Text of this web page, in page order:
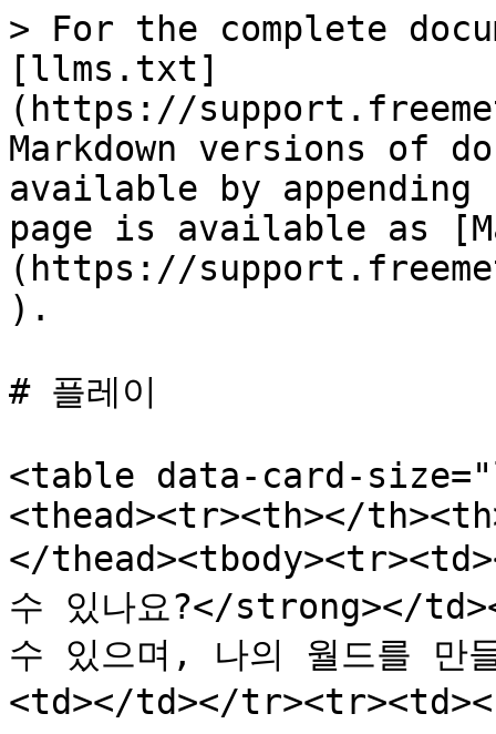
> For the complete
[llms.txt]
(https://
Markdown versions of
available by
page is available as
(https://
).
# 플레이
<table data-card-
<thead><tr><th></
</
수 있나요?</strong></
수 있으며, 나의 월드를 만
<td></td></